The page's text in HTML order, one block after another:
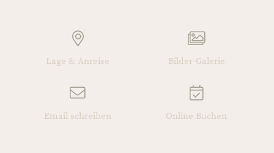
Lage & Anreise Bilder-Galerie
Email schreiben Online Buchen